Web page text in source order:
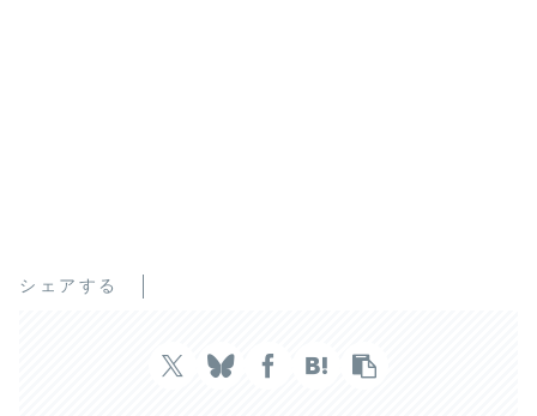
シェアする